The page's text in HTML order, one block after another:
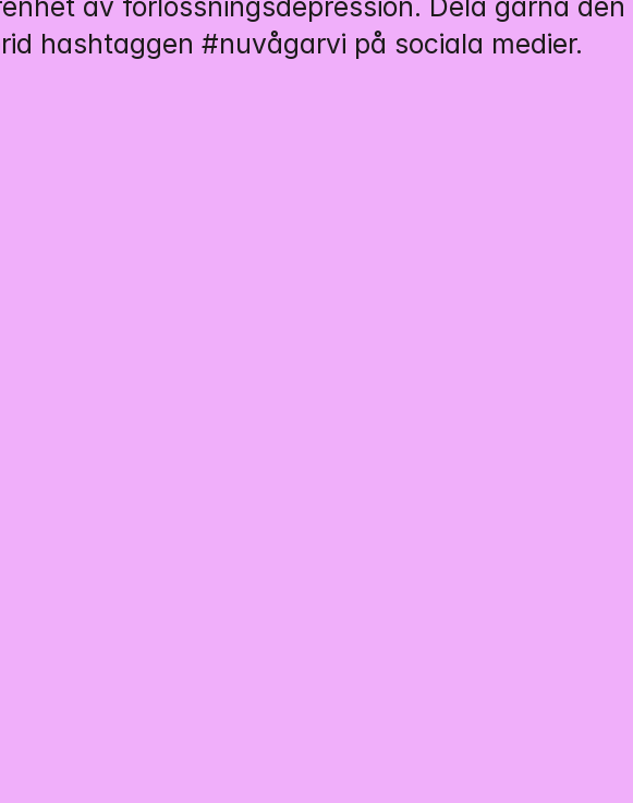
av förlossningsdepression. Dela gärna den
hashtaggen #nuvågarvi på sociala medier.